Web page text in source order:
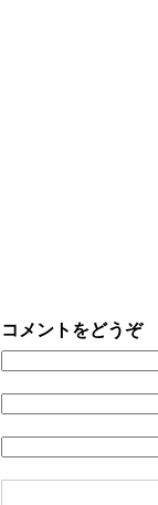
コメントをどうぞ